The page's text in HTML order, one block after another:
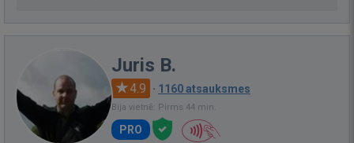
Juris B.
4.9 · 1160 atsauksmes
Bija vietnē: Pirms 44 min.
PRO